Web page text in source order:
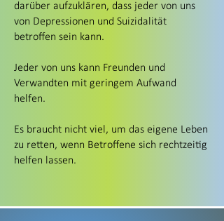
darüber aufzuklären, dass jeder von uns
von Depressionen und Suizidalität
betroffen sein kann.
Jeder von uns kann Freunden und
Verwandten mit geringem Aufwand
helfen.
Es braucht nicht viel, um das eigene Leben
zu retten, wenn Betroffene sich rechtzeitig
helfen lassen.